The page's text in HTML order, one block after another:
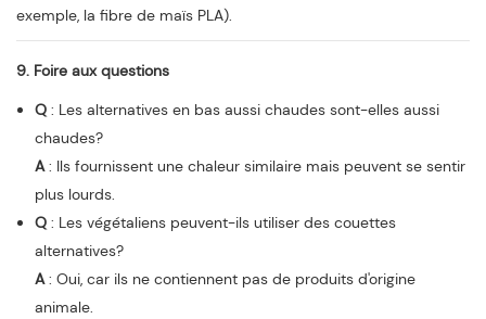
exemple, la fibre de maïs PLA).
9. Foire aux questions
Q: Les alternatives en bas aussi chaudes sont-elles aussi
chaudes?
A: Ils fournissent une chaleur similaire mais peuvent se sentir
plus lourds.
Q: Les végétaliens peuvent-ils utiliser des couettes
alternatives?
A: Oui, car ils ne contiennent pas de produits d'origine
animale.